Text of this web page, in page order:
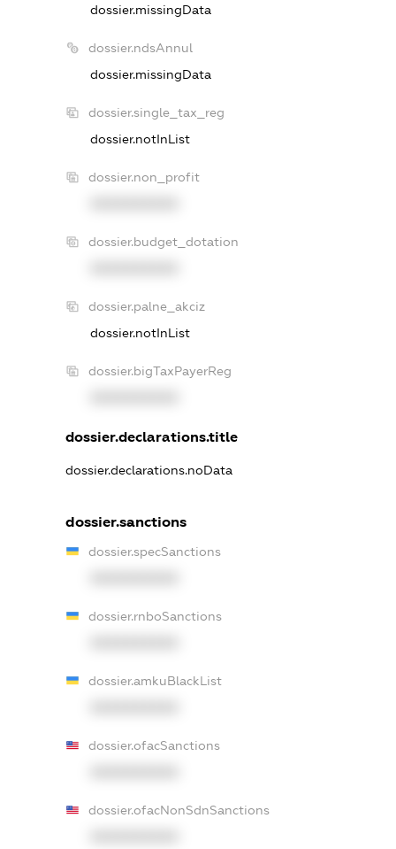
dossier.missingData
dossier.ndsAnnul
dossier.missingData
dossier.single_tax_reg
dossier.notInList
dossier.non_profit
dossier.budget_dotation
dossier.palne_akciz
dossier.notInList
dossier.bigTaxPayerReg
dossier.declarations.title
dossier.declarations.noData
dossier.sanctions
dossier.specSanctions
dossier.rnboSanctions
dossier.amkuBlackList
dossier.ofacSanctions
dossier.ofacNonSdnSanctions